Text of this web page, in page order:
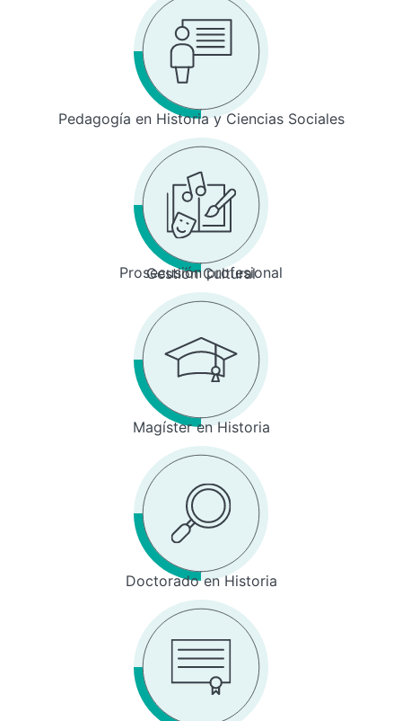
Pedagogía en Historia y Ciencias Sociales
Prosecusión profesional
Gestión Cultural
Magíster en Historia
Doctorado en Historia